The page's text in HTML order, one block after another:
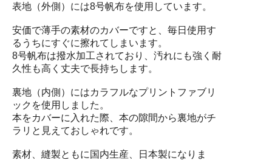
表地（外側）には8号帆布を使用しています。
安価で薄手の素材のカバーですと、毎日使用す
るうちにすぐに擦れてしまいます。
8号帆布は撥水加工されており、汚れにも強く耐
久性も高く丈夫で長持ちします。
裏地（内側）にはカラフルなプリントファブリ
ックを使用しました。
本をカバーに入れた際、本の隙間から裏地がチ
ラリと見えておしゃれです。
素材、縫製ともに国内生産、日本製になりま